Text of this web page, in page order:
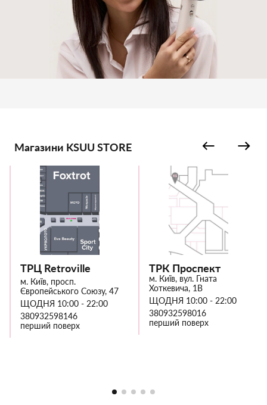
Магазини KSUU STORE
ТРЦ Retroville
м. Київ, просп.
Європейського Союзу, 47
ЩОДНЯ 10:00 - 22:00
380932598146
перший поверх
ТРК Проспект
м. Київ, вул. Гната
Хоткевича, 1В
ЩОДНЯ 10:00 - 22:00
380932598016
перший поверх